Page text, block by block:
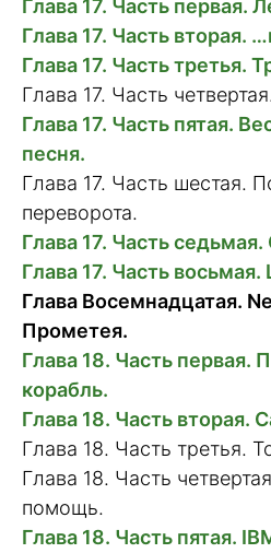
Глава 17. Часть первая.
Глава 17. Часть вторая.
Глава 17. Часть третья.
Глава 17. Часть
Глава 17. Часть пятая.
песня.
Глава 17. Часть шестая.
переворота.
Глава 17. Часть
Глава 17. Часть
Глава Восемнадцатая.
Прометея.
Глава 18. Часть первая.
корабль.
Глава 18. Часть вторая.
Глава 18. Часть третья.
Глава 18. Часть
помощь.
Глава 18. Часть пятая.